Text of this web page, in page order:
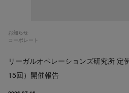
お知らせ
コーポレート
リーガルオペレーションズ研究所 定
15回）開催報告